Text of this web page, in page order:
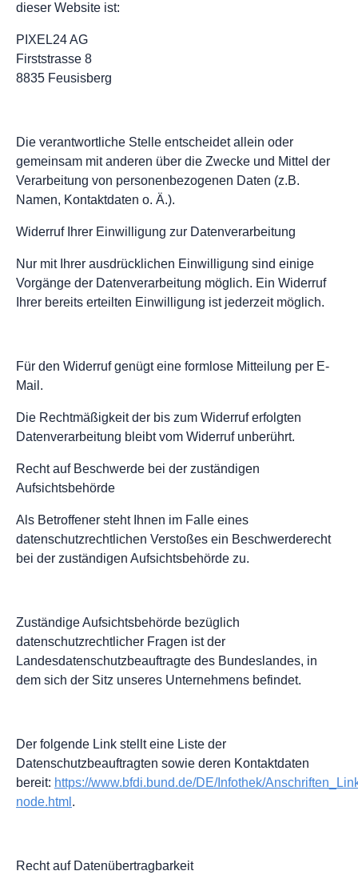
dieser Website ist:
PIXEL24 AG
Firststrasse 8
8835 Feusisberg
Die verantwortliche Stelle entscheidet allein oder
gemeinsam mit anderen über die Zwecke und Mittel der
Verarbeitung von personenbezogenen Daten (z.B.
Namen, Kontaktdaten o. Ä.).
Widerruf Ihrer Einwilligung zur Datenverarbeitung
Nur mit Ihrer ausdrücklichen Einwilligung sind einige
Vorgänge der Datenverarbeitung möglich. Ein Widerruf
Ihrer bereits erteilten Einwilligung ist jederzeit möglich.
Für den Widerruf genügt eine formlose Mitteilung per E-
Mail.
Die Rechtmäßigkeit der bis zum Widerruf erfolgten
Datenverarbeitung bleibt vom Widerruf unberührt.
Recht auf Beschwerde bei der zuständigen
Aufsichtsbehörde
Als Betroffener steht Ihnen im Falle eines
datenschutzrechtlichen Verstoßes ein Beschwerderecht
bei der zuständigen Aufsichtsbehörde zu.
Zuständige Aufsichtsbehörde bezüglich
datenschutzrechtlicher Fragen ist der
Landesdatenschutzbeauftragte des Bundeslandes, in
dem sich der Sitz unseres Unternehmens befindet.
Der folgende Link stellt eine Liste der
Datenschutzbeauftragten sowie deren Kontaktdaten
bereit: https://www.bfdi.bund.de/DE/Infothek/
node.html .
Recht auf Datenübertragbarkeit